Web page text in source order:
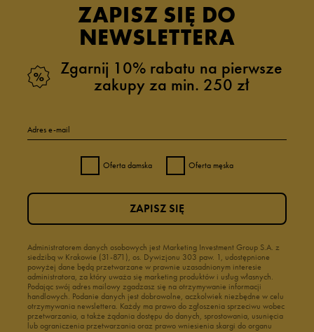
ZAPISZ SIĘ DO
NEWSLETTERA
Zgarnij 10% rabatu na pierwsze
zakupy za min. 250 zł
Adres e-mail
Oferta damska Oferta męska
Administratorem danych osobowych jest Marketing Investment Group S.A. z
siedzibą w Krakowie (31-871), os. Dywizjonu 303 paw. 1, udostępnione
powyżej dane będą przetwarzane w prawnie uzasadnionym interesie
administratora, za który uważa się marketing produktów i usług własnych.
Podając swój adres mailowy zgadzasz się na otrzymywanie informacji
handlowych. Podanie danych jest dobrowolne, aczkolwiek niezbędne w celu
otrzymywania newslettera. Każdy ma prawo do zgłoszenia sprzeciwu wobec
przetwarzania, a także żądania dostępu do danych, sprostowania, usunięcia
lub ograniczenia przetwarzania oraz prawo wniesienia skargi do organu
ZAPISZ SIĘ